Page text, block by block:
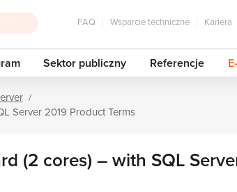
FAQ Wsparcie techniczne Kariera
Sektor publiczny Referencje
Server 2019 Product Terms
(2 cores) – with SQL